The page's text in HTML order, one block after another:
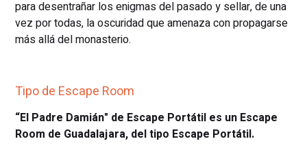
para desentrañar los enigmas del pasado y sellar, de una
vez por todas, la oscuridad que amenaza con propagarse
más allá del monasterio.
Tipo de Escape Room
“El Padre Damián" de Escape Portátil es un Escape
Room de Guadalajara, del tipo Escape Portátil.